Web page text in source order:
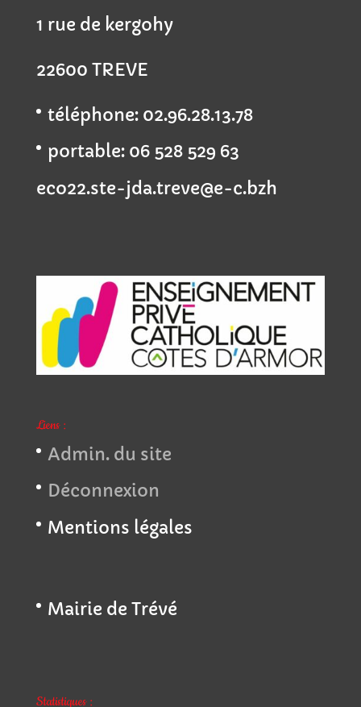
1 rue de kergohy
22600 TREVE
téléphone: 02.96.28.13.78
portable: 06 528 529 63
eco22.ste-jda.treve@e-c.bzh
Liens :
Admin. du site
Déconnexion
Mentions légales
Mairie de Trévé
Statistiques :